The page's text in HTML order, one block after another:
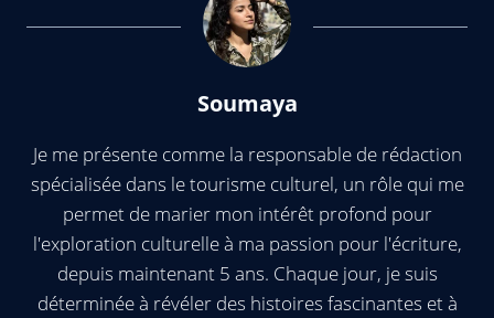
Soumaya
Je me présente comme la responsable de rédaction
spécialisée dans le tourisme culturel, un rôle qui me
permet de marier mon intérêt profond pour
l'exploration culturelle à ma passion pour l'écriture,
depuis maintenant 5 ans. Chaque jour, je suis
déterminée à révéler des histoires fascinantes et à